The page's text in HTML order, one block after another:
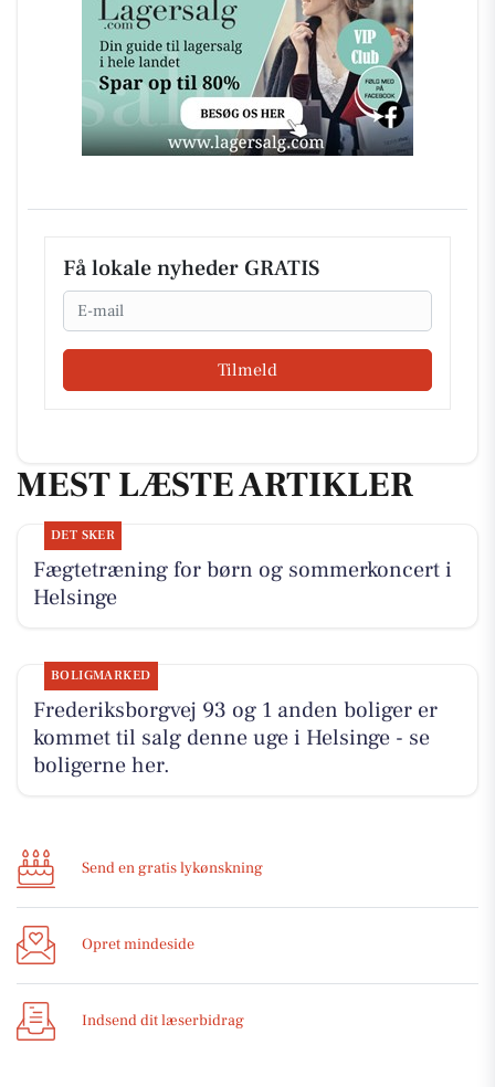
Få lokale nyheder GRATIS
Email
Tilmeld
MEST LÆSTE ARTIKLER
DET SKER
Fægtetræning for børn og sommerkoncert i
Helsinge
BOLIGMARKED
Frederiksborgvej 93 og 1 anden boliger er
kommet til salg denne uge i Helsinge - se
boligerne her.
Send en gratis lykønskning
Opret mindeside
Indsend dit læserbidrag